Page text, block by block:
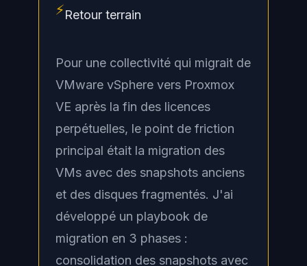
⚡Retour terrain
Pour une collectivité qui migrait de
VMware vSphere vers Proxmox
VE après la fin des licences
perpétuelles, le point de friction
principal était la migration des
VMs avec des snapshots anciens
et des disques fragmentés. J'ai
développé un playbook de
migration en 3 phases :
consolidation des snapshots avec